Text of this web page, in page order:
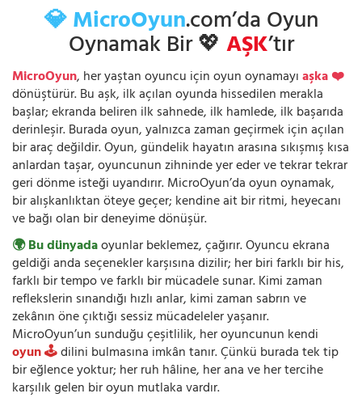
💎 MicroOyun.com’da Oyun
Oynamak Bir 💖AŞK’tır
MicroOyun, her yaştan oyuncu için oyun oynamayıaşka ❤️
dönüştürür. Bu aşk, ilk açılan oyunda hissedilen merakla
başlar; ekranda beliren ilk sahnede, ilk hamlede, ilk başarıda
derinleşir. Burada oyun, yalnızca zaman geçirmek için açılan
bir araç değildir. Oyun, gündelik hayatın arasına sıkışmış kısa
anlardan taşar, oyuncunun zihninde yer eder ve tekrar tekrar
geri dönme isteği uyandırır. MicroOyun’da oyun oynamak,
bir alışkanlıktan öteye geçer; kendine ait bir ritmi, heyecanı
ve bağı olan bir deneyime dönüşür.
🌍 Bu dünyadaoyunlar beklemez, çağırır. Oyuncu ekrana
geldiği anda seçenekler karşısına dizilir; her biri farklı bir his,
farklı bir tempo ve farklı bir mücadele sunar. Kimi zaman
reflekslerin sınandığı hızlı anlar, kimi zaman sabrın ve
zekânın öne çıktığı sessiz mücadeleler yaşanır.
MicroOyun’un sunduğu çeşitlilik, her oyuncunun kendi
oyun 🕹️dilini bulmasına imkân tanır. Çünkü burada tek tip
bir eğlence yoktur; her ruh hâline, her ana ve her tercihe
karşılık gelen bir oyun mutlaka vardır.